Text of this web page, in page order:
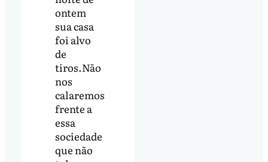
ontem
sua casa
foi alvo
de
tiros.Não
nos
calaremos
frente a
essa
sociedade
que não